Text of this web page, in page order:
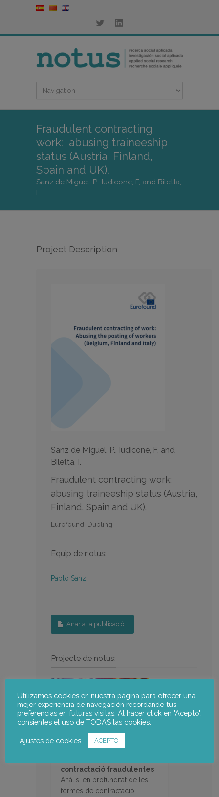
Fraudulent contracting
work: abusing traineeship
status (Austria, Finland,
Spain and UK).
Sanz de Miguel, P., Iudicone, F, and Biletta,
I.
Project Description
Sanz de Miguel, P., Iudicone, F, and
Biletta, I.
Fraudulent contracting work:
abusing traineeship status (Austria,
Finland, Spain and UK).
Eurofound. Dubling.
Equip de notus:
Pablo Sanz
Anar a la publicació
Projecte de notus:
contractació fraudulentes
Anàlisi en profunditat de les
formes de contractació
Utilizamos cookies en nuestra página para ofrecer una
mejor experiencia de navegación recordando tus
preferencias en futuras visitas. Al hacer click en "Acepto",
consientes el uso de TODAS las cookies.
Ajustes de cookies ACEPTO